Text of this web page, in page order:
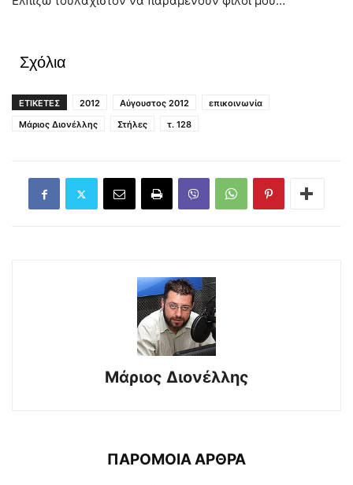
Σχόλια
ΕΤΙΚΕΤΕΣ 2012 Αύγουστος 2012
επικοινωνία
Μάριος Διονέλλης
Στήλες τ. 128
Μάριος Διονέλλης
ΠΑΡΟΜΟΙΑ ΑΡΘΡΑ